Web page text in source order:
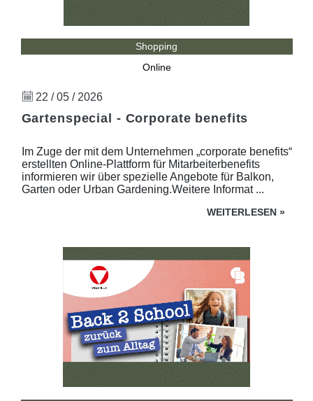
Shopping
Online
22 / 05 / 2026
Gartenspecial - Corporate benefits
Im Zuge der mit dem Unternehmen „corporate benefits“
erstellten Online-Plattform für Mitarbeiterbenefits
informieren wir über spezielle Angebote für Balkon,
Garten oder Urban Gardening.Weitere Informat ...
WEITERLESEN »